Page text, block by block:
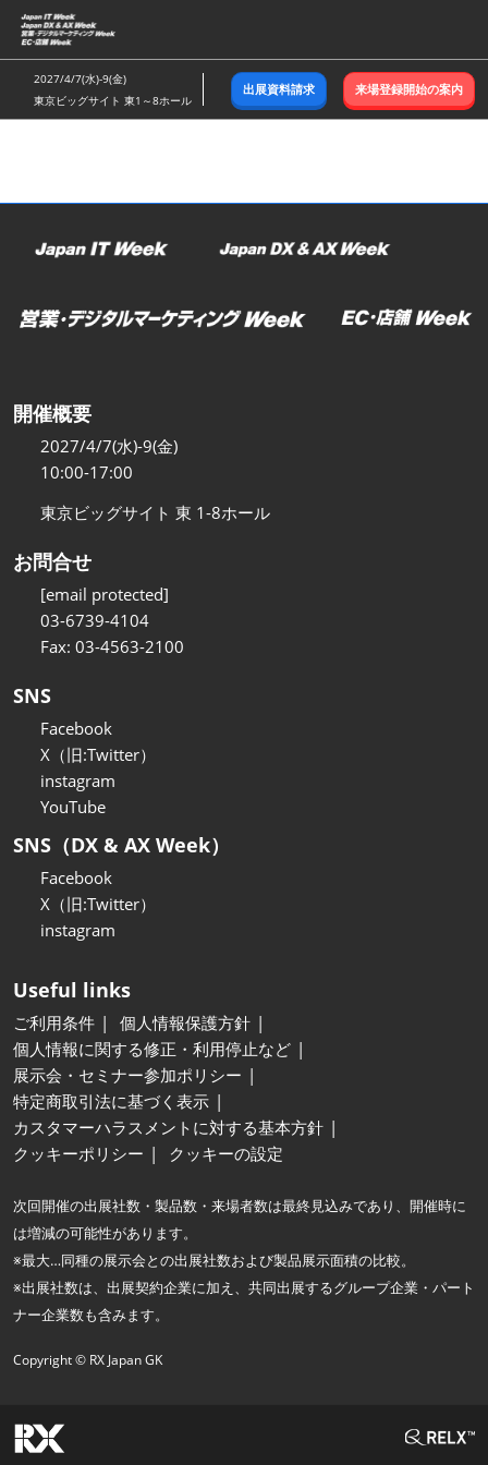
ス
キ
ッ
し
む
2027/4/7(水)-9(金)
東京ビッグサイト 東1～8ホール
出展資料請求 来場登録開始の案内
開催概要
2027/4/7(水)-9(金)
10:00-17:00
東京ビッグサイト 東 1-8ホール
お問合せ
[email protected]
03-6739-4104
Fax: 03-4563-2100
SNS
Facebook
X（旧:Twitter）
instagram
YouTube
SNS（DX & AX Week）
Facebook
X（旧:Twitter）
instagram
Useful links
ご利用条件
個人情報保護方針
個人情報に関する修正・利用停止など
展示会・セミナー参加ポリシー
特定商取引法に基づく表示
カスタマーハラスメントに対する基本方針
クッキーポリシー
クッキーの設定
次回開催の出展社数・製品数・来場者数は最終見込みであり、開催時に
は増減の可能性があります。
※最大…同種の展示会との出展社数および製品展示面積の比較。
※出展社数は、出展契約企業に加え、共同出展するグループ企業・パート
ナー企業数も含みます。
Copyright © RX Japan GK